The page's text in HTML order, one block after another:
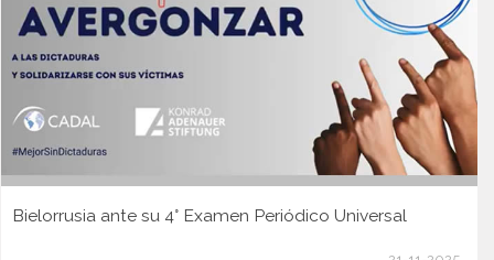
Bielorrusia ante su 4° Examen Periódico Universal